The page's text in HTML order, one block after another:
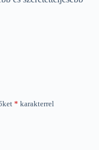
* karakterrel